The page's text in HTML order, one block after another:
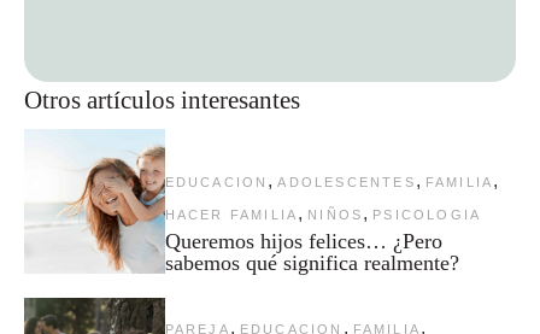
Otros artículos interesantes
EDUCACION , ADOLESCENTES , FAMILIA ,
HACER FAMILIA , NIÑOS , PSICOLOGIA
Queremos hijos felices… ¿Pero
sabemos qué significa realmente?
PAREJA , EDUCACION , FAMILIA ,